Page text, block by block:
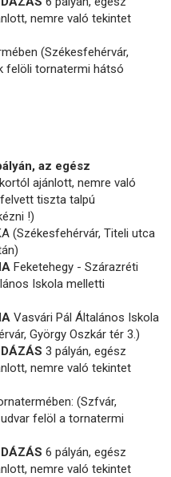
nemre való tekintet
(Székesfehérvár,
felöli tornatermi hátsó
az egész
ajánlott, nemre való
tiszta talpú
!)
(Székesfehérvár, Titeli utca
Feketehegy - Szárazréti
Iskola melletti
Vasvári Pál Általános Iskola
György Oszkár tér 3.)
3 pályán, egész
nemre való tekintet
(Szfvár,
felöl a tornatermi
6 pályán, egész
nemre való tekintet